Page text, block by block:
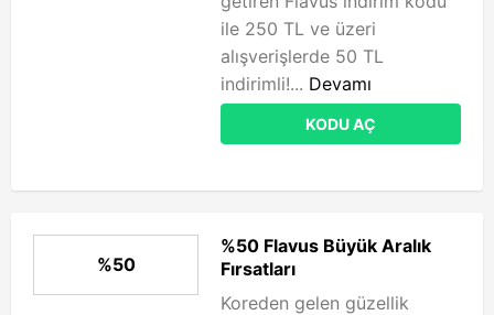
ile 250 TL ve üzeri
alışverişlerde 50 TL
indirimli!... Devamı
KODU AÇ
%50
%50 Flavus Büyük Aralık
Fırsatları
Koreden gelen güzellik